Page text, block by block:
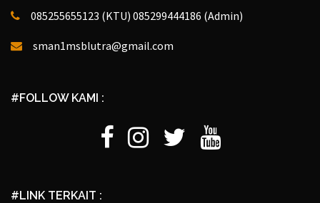
085255655123 (KTU) 085299444186 (Admin)
sman1msblutra@gmail.com
#FOLLOW KAMI :
FacebookInstagramTwitter
#LINK TERKAIT :